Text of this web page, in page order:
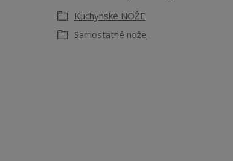
Kuchynské NOŽE
Samostatné nože